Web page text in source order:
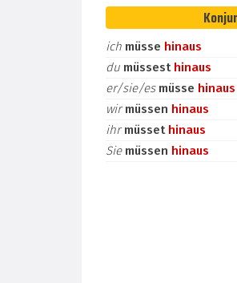
ich müsse hinaus
du müssest hinaus
er/sie/es müsse hinaus
wirmüssen hinaus
ihrmüsset hinaus
Sie müssen hinaus